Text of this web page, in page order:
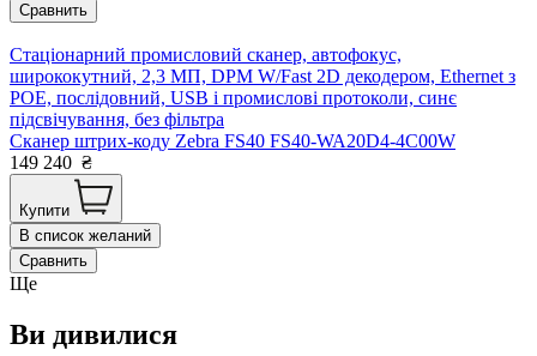
Сравнить
Стаціонарний промисловий сканер, автофокус,
ширококутний, 2,3 МП, DPM W/Fast 2D декодером, Ethernet з
POE, послідовний, USB і промислові протоколи, синє
підсвічування, без фільтра
Сканер штрих-коду Zebra FS40 FS40-WA20D4-4C00W
149 240 ₴
Купити
В список желаний
Сравнить
Ще
Ви дивилися